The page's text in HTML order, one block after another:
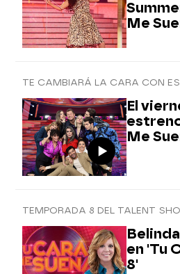
Me
El
Me
TEMPORADA 8 DEL TALENT
en 'Tu
8'